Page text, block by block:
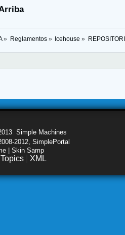
» Reglamentos» Icehouse »
Simple Machines
2012, SimplePortal
| Skin Samp
Topics XML